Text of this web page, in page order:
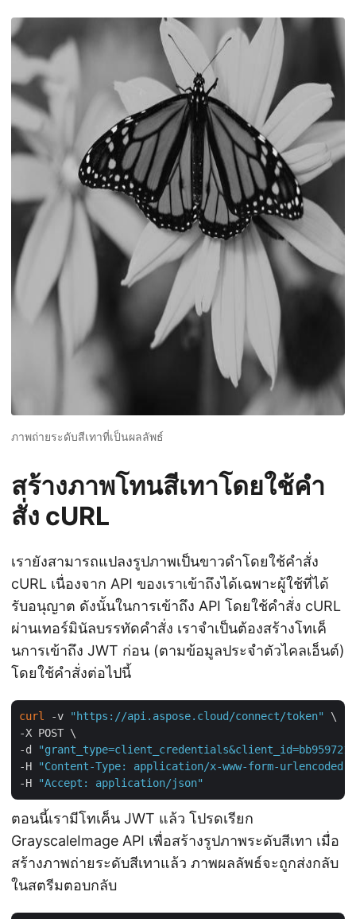
ภาพถ่ายระดับสีเทาที่เป็นผลลัพธ์
สร้างภาพโทนสีเทาโดยใช้คำ
สั่ง cURL
เรายังสามารถแปลงรูปภาพเป็นขาวดำโดยใช้คำสั่ง
cURL เนื่องจาก API ของเราเข้าถึงได้เฉพาะผู้ใช้ที่ได้
รับอนุญาต ดังนั้นในการเข้าถึง API โดยใช้คำสั่ง cURL
ผ่านเทอร์มินัลบรรทัดคำสั่ง เราจำเป็นต้องสร้างโทเค็
นการเข้าถึง JWT ก่อน (ตามข้อมูลประจำตัวไคลเอ็นต์)
โดยใช้คำสั่งต่อไปนี้
curl -v "https://api.aspose.cloud/connect/token"
\
-X POST \
-d
"grant_type=client_credentials&client_id=bb959721-
-H
"Content-Type: application/x-www-form-urlencoded"
-H
"Accept: application/json"
ตอนนี้เรามีโทเค็น JWT แล้ว โปรดเรียก
GrayscaleImage API เพื่อสร้างรูปภาพระดับสีเทา เมื่อ
สร้างภาพถ่ายระดับสีเทาแล้ว ภาพผลลัพธ์จะถูกส่งกลับ
ในสตรีมตอบกลับ